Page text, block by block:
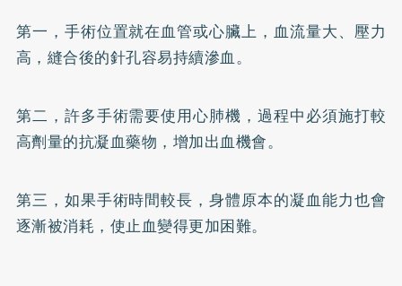
第一，手術位置就在血管或心臟上，血流量大、壓力
高，縫合後的針孔容易持續滲血。
第二，許多手術需要使用心肺機，過程中必須施打較
高劑量的抗凝血藥物，增加出血機會。
第三，如果手術時間較長，身體原本的凝血能力也會
逐漸被消耗，使止血變得更加困難。